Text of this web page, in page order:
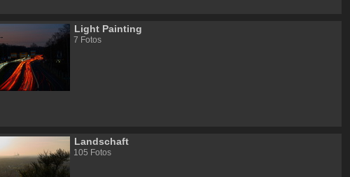
Light Painting
7 Fotos
Landschaft
105 Fotos